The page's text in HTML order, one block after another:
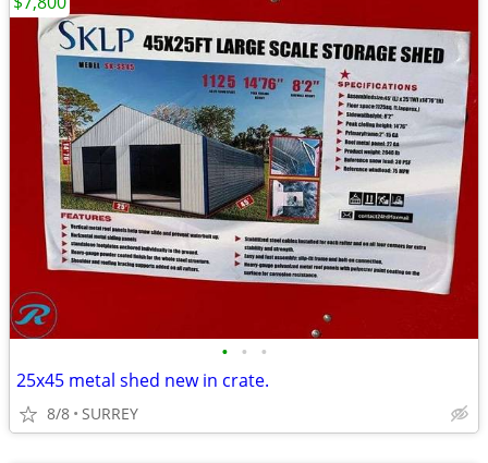
• • •
25x45 metal shed new in crate.
8/8 SURREY